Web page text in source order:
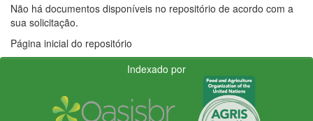
Não há documentos disponíveis no repositório de acordo com a
sua solicitação.
Página inicial do repositório
Indexado por